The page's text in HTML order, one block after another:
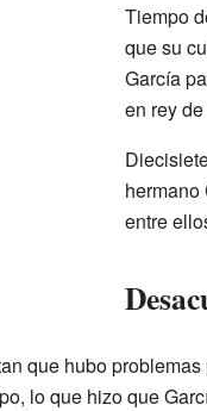
Tiempo
que su
García
en rey
hermano
entre
que hubo
lo que hizo que